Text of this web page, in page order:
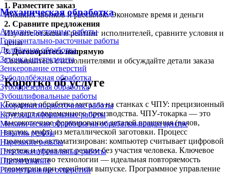
Механическая обработка
Алмазно-расточные работы
Горизонтально-расточные работы
Долбёжная обработка
Заточка инструмента
Зенкерование отверстий
Зубодолбёжная обработка
Зубофрезерная обработка
Зубошлифовальные работы
Координатно-расточные работы
Круглошлифовальные работы
Механическая обработка на обрабатывающем центре
Накатка резьбы
Нарезание резьбы
Плоскошлифовальные работы
Протягивание
Развертывание отверстий
1. Разместите заказ
Никаких звонков и рассылок. Экономьте время и деньги
2. Сравните предложения
Изучите отзывы и рейтинг исполнителей, сравните условия и
цены
3.Договоритесь напрямую
Связывайтесь с исполнителями и обсуждайте детали заказа
Коротко об услуге
Токарная обработка металла на станках с ЧПУ: прецизионный
стандарт современного производства. ЧПУ-токарка — это
высокоточное формирование деталей вращения (валов,
втулок, муфт) из металлической заготовки. Процесс
полностью автоматизирован: компьютер считывает цифровой
чертеж и управляет резцом без участия человека. Ключевое
преимущество технологии — идеальная повторяемость
геометрии при серийном выпуске. Программное управление